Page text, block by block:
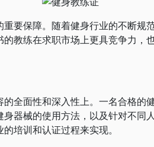
保障。随着健身行业的不断规
教练在求职市场上更具竞争力，
面性和深入性上。一名合格的
器械的使用方法，以及针对不同
培训和认证过程来实现。